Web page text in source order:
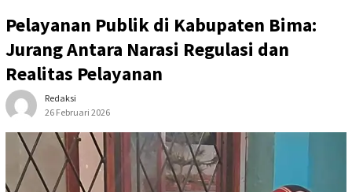
Pelayanan Publik di Kabupaten Bima:
Jurang Antara Narasi Regulasi dan
Realitas Pelayanan
Redaksi
26 Februari 2026